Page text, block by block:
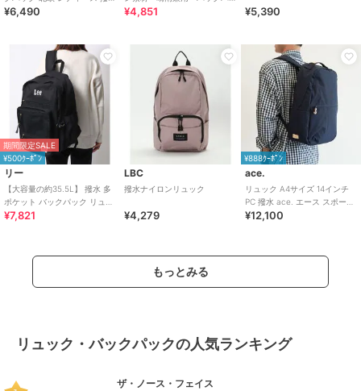
通勤 通学 マザーズリュック
¥6,490
ック
¥4,851 ¥5,390
期間限定SALE
¥500ｸｰﾎﾟﾝ
リー
【大容量の約35.5L】 撥水 多
ポケット バックパック リュッ
ク
¥7,821
LBC
撥水ナイロンリュック
¥4,279
¥888ｸｰﾎﾟﾝ
ace.
リュック A4サイズ 14インチ
PC 撥水 ace. エース スポーベ
ル3 17815
¥12,100
もっとみる
リュック・バックパックの人気ランキング
ザ・ノース・フェイス